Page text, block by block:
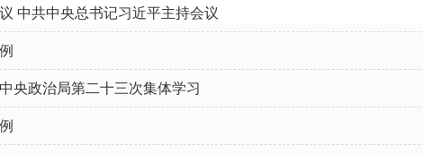
中共中央总书记习近平主持会议
央政治局第二十三次集体学习